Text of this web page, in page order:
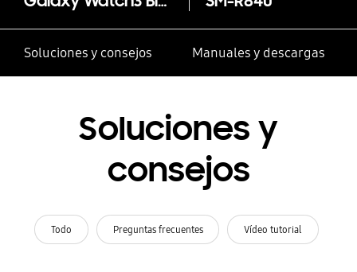
Soluciones y consejos Manuales y descargas
Soluciones y
consejos
Todo Preguntas frecuentes Vídeo tutorial